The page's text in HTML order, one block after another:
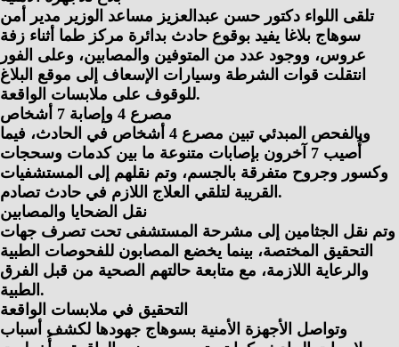
تلقى اللواء دكتور حسن عبدالعزيز مساعد الوزير مدير أمن
سوهاج بلاغا يفيد بوقوع حادث بدائرة مركز طما أثناء زفة
عروس، ووجود عدد من المتوفين والمصابين، وعلى الفور
انتقلت قوات الشرطة وسيارات الإسعاف إلى موقع البلاغ
للوقوف على ملابسات الواقعة.
مصرع 4 وإصابة 7 أشخاص
وبالفحص المبدئي تبين مصرع 4 أشخاص في الحادث، فيما
أُصيب 7 آخرون بإصابات متنوعة ما بين كدمات وسحجات
وكسور وجروح متفرقة بالجسم، وتم نقلهم إلى المستشفيات
القريبة لتلقي العلاج اللازم في حادث تصادم.
نقل الضحايا والمصابين
وتم نقل الجثامين إلى مشرحة المستشفى تحت تصرف جهات
التحقيق المختصة، بينما يخضع المصابون للفحوصات الطبية
والرعاية اللازمة، مع متابعة حالتهم الصحية من قبل الفرق
الطبية.
التحقيق في ملابسات الواقعة
وتواصل الأجهزة الأمنية بسوهاج جهودها لكشف أسباب